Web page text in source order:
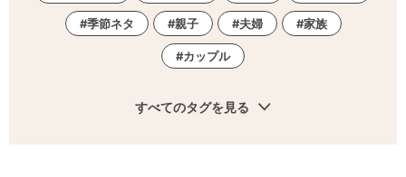
季節ネタ 親子 夫婦 家族
カップル
すべてのタグを見る